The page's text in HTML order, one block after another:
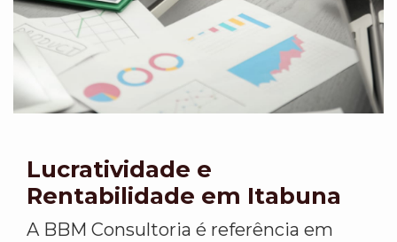
Lucratividade e
Rentabilidade em Itabuna
A BBM Consultoria é referência em